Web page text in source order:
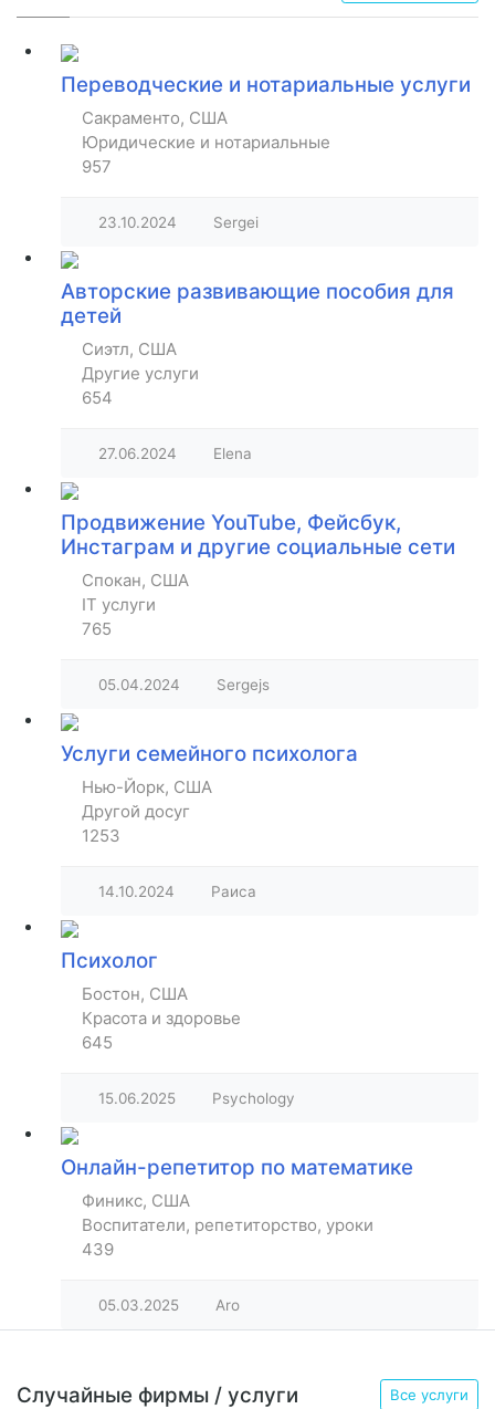
Переводческие и нотариальные услуги
Сакраменто, США
Юридические и нотариальные
957
23.10.2024 Sergei
Авторские развивающие пособия для
детей
Сиэтл, США
Другие услуги
654
27.06.2024 Elena
Продвижение YouTube, Фейсбук,
Инстаграм и другие социальные сети
Спокан, США
IT услуги
765
05.04.2024 Sergejs
Услуги семейного психолога
Нью-Йорк, США
Другой досуг
1253
14.10.2024 Раиса
Психолог
Бостон, США
Красота и здоровье
645
15.06.2025 Psychology
Онлайн-репетитор по математике
Финикс, США
Воспитатели, репетиторство, уроки
439
05.03.2025 Aro
Случайные фирмы / услуги Все услуги